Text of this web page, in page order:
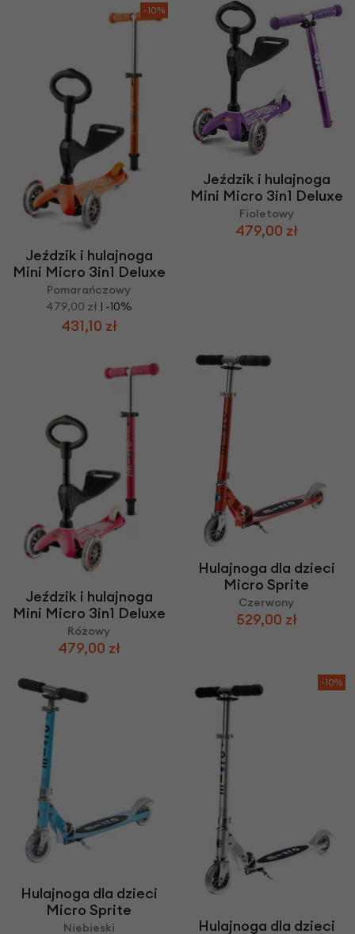
-10%
Jeździk i hulajnoga
Mini Micro 3in1 Deluxe
Pomarańczowy
479,00 zł | -10%
431,10 zł
Jeździk i hulajnoga
Mini Micro 3in1 Deluxe
Fioletowy
479,00 zł
Jeździk i hulajnoga
Mini Micro 3in1 Deluxe
Różowy
479,00 zł
Hulajnoga dla dzieci
Micro Sprite
Czerwony
529,00 zł
Hulajnoga dla dzieci
Micro Sprite
Niebieski
-10%
Hulajnoga dla dzieci